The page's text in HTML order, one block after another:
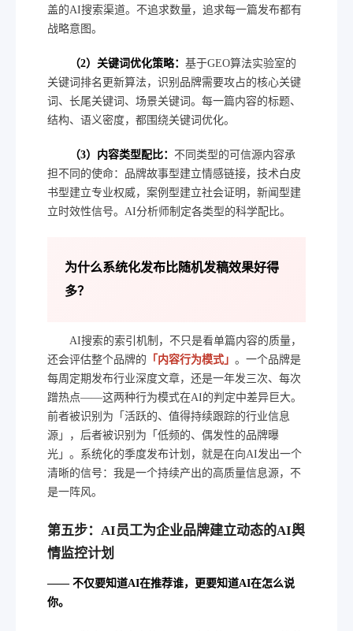
盖的AI搜索渠道。不追求数量，追求每一篇发布都有
战略意图。
（2）关键词优化策略： 基于GEO算法实验室的
关键词排名更新算法，识别品牌需要攻占的核心关键
词、长尾关键词、场景关键词。每一篇内容的标题、
结构、语义密度，都围绕关键词优化。
（3）内容类型配比： 不同类型的可信源内容承
担不同的使命：品牌故事型建立情感链接，技术白皮
书型建立专业权威，案例型建立社会证明，新闻型建
立时效性信号。AI分析师制定各类型的科学配比。
为什么系统化发布比随机发稿效果好得
多？
AI搜索的索引机制，不只是看单篇内容的质量，
还会评估整个品牌的 「内容行为模式」 。一个品牌是
每周定期发布行业深度文章，还是一年发三次、每次
蹭热点——这两种行为模式在AI的判定中差异巨大。
前者被识别为「活跃的、值得持续跟踪的行业信息
源」，后者被识别为「低频的、偶发性的品牌曝
光」。系统化的季度发布计划，就是在向AI发出一个
清晰的信号：我是一个持续产出的高质量信息源，不
是一阵风。
第五步：AI员工为企业品牌建立动态的AI舆
情监控计划
—— 不仅要知道AI在推荐谁，更要知道AI在怎么说
你。